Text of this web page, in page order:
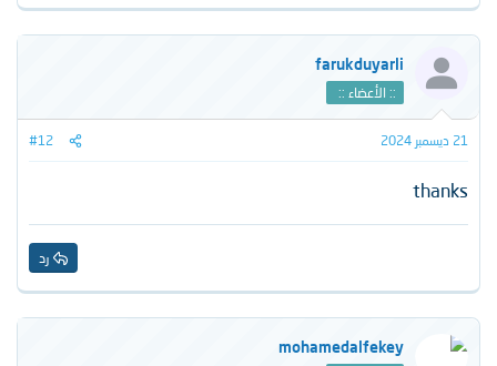
farukduyarli
:: الأعضاء ::
21 ديسمبر 2024 #12
thanks
رد
mohamedalfekey